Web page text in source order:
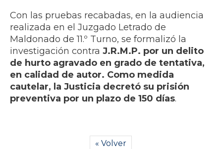
Con las pruebas recabadas, en la audiencia
realizada en el Juzgado Letrado de
Maldonado de 11.º Turno, se formalizó la
investigación contra J.R.M.P. por un delito
de hurto agravado en grado de tentativa,
en calidad de autor. Como medida
cautelar, la Justicia decretó su prisión
preventiva por un plazo de 150 días.
« Volver